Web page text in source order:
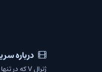
درباره سریال